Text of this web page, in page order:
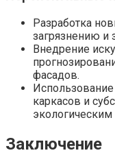
Разработка
загрязнению и
Внедрение
фасадов.
каркасов и
Заключение